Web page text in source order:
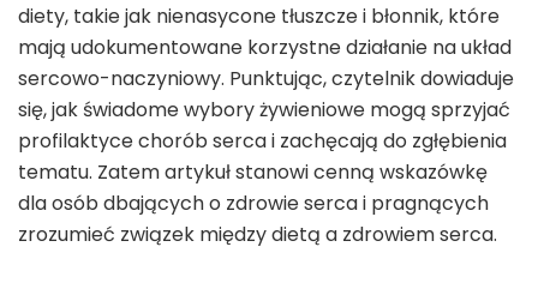
diety, takie jak nienasycone tłuszcze i błonnik, które
mają udokumentowane korzystne działanie na układ
sercowo-naczyniowy. Punktując, czytelnik dowiaduje
się, jak świadome wybory żywieniowe mogą sprzyjać
profilaktyce chorób serca i zachęcają do zgłębienia
tematu. Zatem artykuł stanowi cenną wskazówkę
dla osób dbających o zdrowie serca i pragnących
zrozumieć związek między dietą a zdrowiem serca.